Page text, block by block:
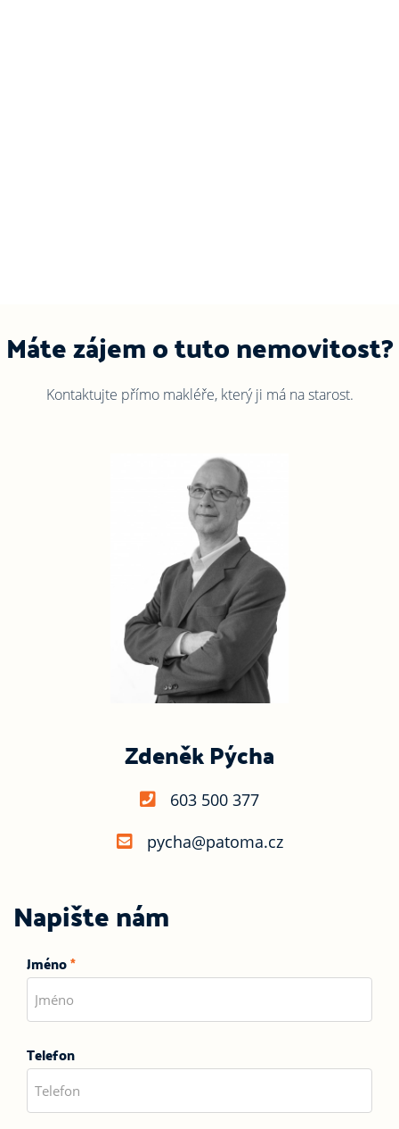
Máte zájem o tuto nemovitost?
Kontaktujte přímo makléře, který ji má na starost.
Zdeněk Pýcha
603 500 377
pycha@patoma.cz
Napište nám
Jméno*
Telefon